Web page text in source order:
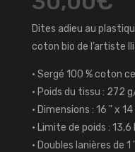
Dites adieu au
coton bio de l’artiste
• Sergé 100 % coton
• Poids du tissu : 272
• Dimensions : 16 " x
• Limite de poids : 13,6
• Doubles lanières de